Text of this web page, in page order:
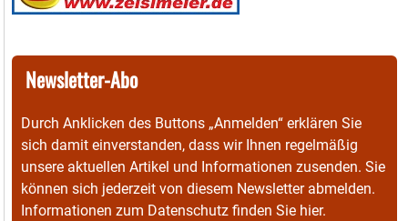
Newsletter-Abo
Durch Anklicken des Buttons „Anmelden“ erklären Sie
sich damit einverstanden, dass wir Ihnen regelmäßig
unsere aktuellen Artikel und Informationen zusenden. Sie
können sich jederzeit von diesem Newsletter abmelden.
Informationen zum Datenschutz finden Sie hier.